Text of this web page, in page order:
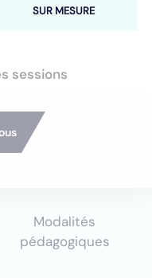
SUR MESURE
sessions
Modalités
pédagogiques